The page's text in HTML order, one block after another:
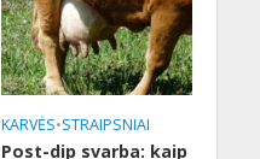
KARVĖS•STRAIPSNIAI
Post-dip svarba: kaip